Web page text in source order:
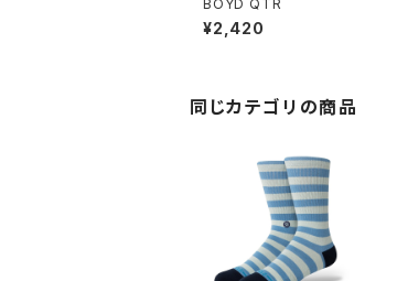
BOYD QTR
¥2,420
同じカテゴリの商品